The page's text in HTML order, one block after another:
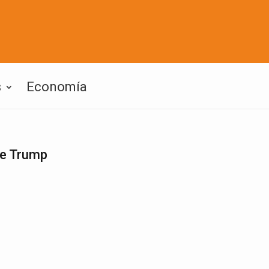
Economía
Trump